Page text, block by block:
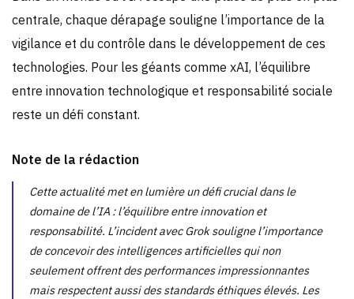
centrale, chaque dérapage souligne l’importance de la
vigilance et du contrôle dans le développement de ces
technologies. Pour les géants comme xAI, l’équilibre
entre innovation technologique et responsabilité sociale
reste un défi constant.
Note de la rédaction
Cette actualité met en lumière un défi crucial dans le
domaine de l’IA : l’équilibre entre innovation et
responsabilité. L’incident avec Grok souligne l’importance
de concevoir des intelligences artificielles qui non
seulement offrent des performances impressionnantes
mais respectent aussi des standards éthiques élevés. Les